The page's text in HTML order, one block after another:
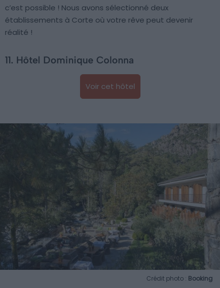
c’est possible ! Nous avons sélectionné deux
établissements à Corte où votre rêve peut devenir
réalité !
11. Hôtel Dominique Colonna
Voir cet hôtel
Crédit photo : Booking